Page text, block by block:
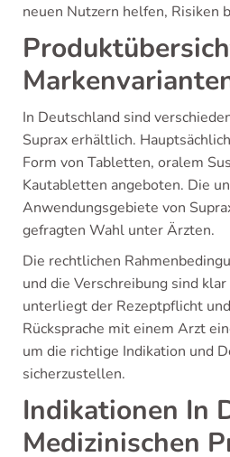
neuen Nutzern helfen, Risiken
In Deutschland sind
Suprax erhältlich.
Form von Tabletten, oralem
Kautabletten angeboten. Die
Anwendungsgebiete von
gefragten Wahl unter Ärzten.
Die rechtlichen
und die Verschreibung sind
unterliegt der Rezeptpflicht
Rücksprache mit einem Arzt
um die richtige Indikation und
sicherzustellen.
Indikationen In
Medizinischen